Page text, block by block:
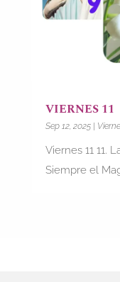
VIERNES 11
Sep 12, 2025|
Viernes 11 11.
Siempre el